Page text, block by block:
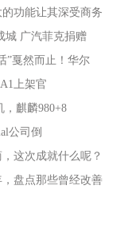
功能让其深受商务
城 广汽菲克捐赠
”戛然而止！华尔
上架官
，麒麟980+8
公司倒
这次成就什么呢？
盘点那些曾经改善